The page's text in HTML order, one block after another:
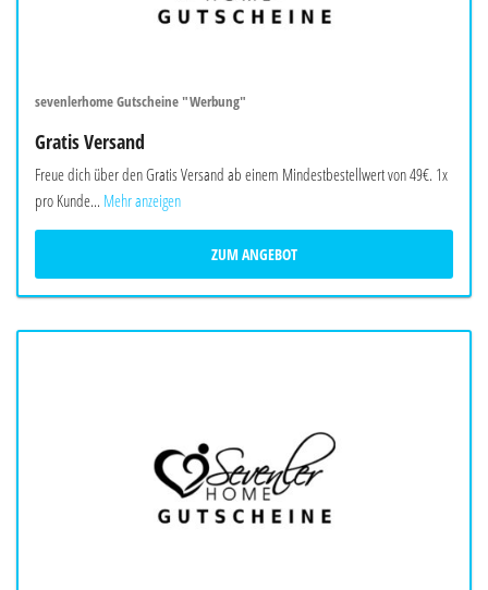
sevenlerhome Gutscheine "Werbung"
Gratis Versand
Freue dich über den Gratis Versand ab einem Mindestbestellwert von 49€. 1x
pro Kunde... Mehr anzeigen
ZUM ANGEBOT